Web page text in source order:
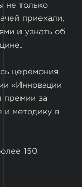
не только
приехали,
и узнать об
церемония
«Инновации
премии за
и методику в
150